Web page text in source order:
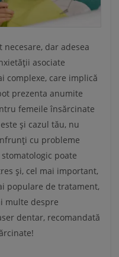
dar adesea
asociate
complexe, care implică
prezenta anumite
femeile însărcinate
și cazul tău, nu
cu probleme
poate
și, cel mai important,
populare de tratament,
multe despre
dentar, recomandată